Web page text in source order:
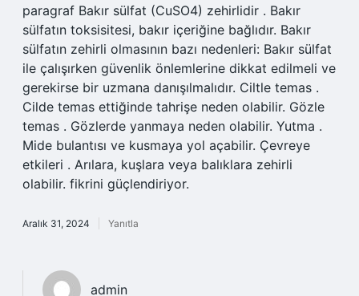
paragraf Bakır sülfat (CuSO4) zehirlidir . Bakır
sülfatın toksisitesi, bakır içeriğine bağlıdır. Bakır
sülfatın zehirli olmasının bazı nedenleri: Bakır sülfat
ile çalışırken güvenlik önlemlerine dikkat edilmeli ve
gerekirse bir uzmana danışılmalıdır. Ciltle temas .
Cilde temas ettiğinde tahrişe neden olabilir. Gözle
temas . Gözlerde yanmaya neden olabilir. Yutma .
Mide bulantısı ve kusmaya yol açabilir. Çevreye
etkileri . Arılara, kuşlara veya balıklara zehirli
olabilir. fikrini güçlendiriyor.
Aralık 31, 2024 Yanıtla
admin